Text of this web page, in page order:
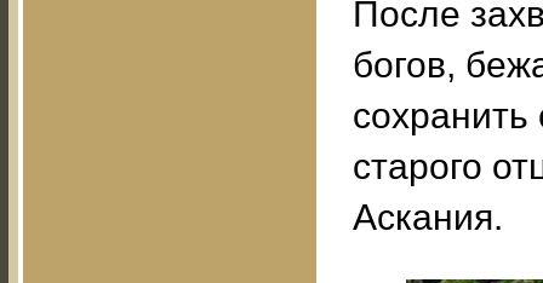
После
богов,
сохранить
старого
Аскания.